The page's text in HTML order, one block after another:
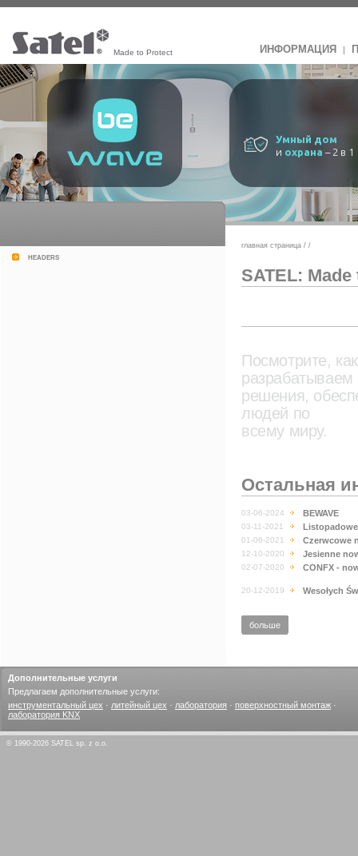
Made to Protect ИНФОРМАЦИЯ |
Умный дом
и охрана – 2 в 1
headers
главная страница / /
SATEL:
Посмотрите,
разрабатываем
решения,
людей по
всему миру.
Остальная
03-06-2024 BEWAVE
03-11-2021
01-06-2021 Czerwcowe
12-10-2020 Jesienne
02-07-2020 CONFX -
20-12-2019 Wesołych
больше
Дополнительные услуги
Предлагаем дополнительные услуги:
инструментальный цех · литейный цех · лаборатория · поверхностный монтаж ·
лаборатория KNX
© 1990-2026 SATEL sp. z o.o.